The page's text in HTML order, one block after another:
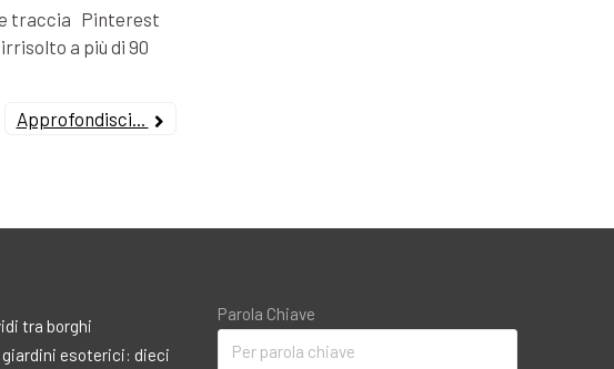
traccia Pinterest
a più di 90
Approfondisci...
tra borghi
giardini esoterici: dieci
Parola Chiave